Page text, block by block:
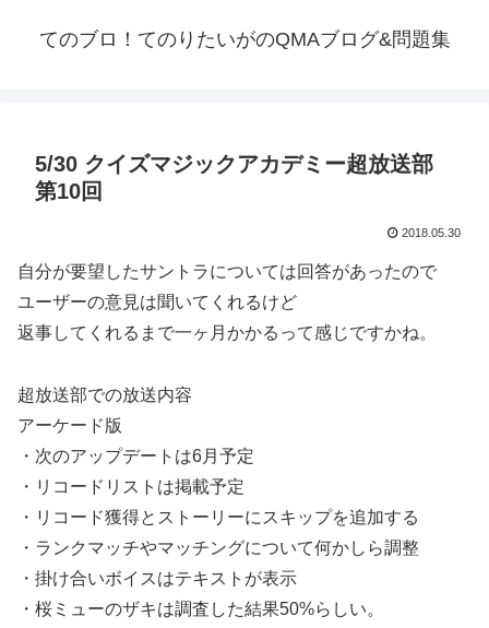
てのブロ！てのりたいがのQMAブログ&問題集
5/30 クイズマジックアカデミー超放送部
第10回
2018.05.30
自分が要望したサントラについては回答があったので
ユーザーの意見は聞いてくれるけど
返事してくれるまで一ヶ月かかるって感じですかね。
超放送部での放送内容
アーケード版
・次のアップデートは6月予定
・リコードリストは掲載予定
・リコード獲得とストーリーにスキップを追加する
・ランクマッチやマッチングについて何かしら調整
・掛け合いボイスはテキストが表示
・桜ミューのザキは調査した結果50%らしい。